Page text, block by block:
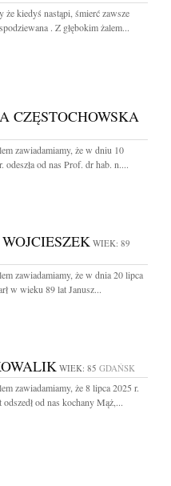
że kiedyś nastąpi, śmierć zawsze
. Z głębokim żalem...
CZĘSTOCHOWSKA
zawiadamiamy, że w dniu 10
odeszła od nas Prof. dr hab. n....
WIEK: 89
zawiadamiamy, że w dnia 20 lipca
w wieku 89 lat Janusz...
WIEK: 85 GDAŃSK
zawiadamiamy, że 8 lipca 2025 r.
od nas kochany Mąż,...